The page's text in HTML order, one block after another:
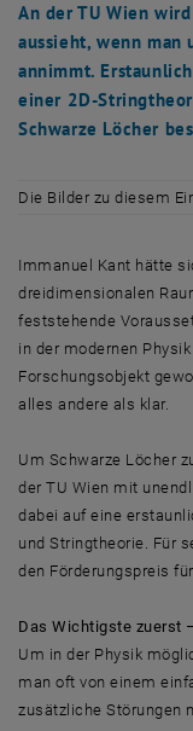
An der TU Wien
aussieht, wenn man
annimmt.
einer 2D-
Schwarze Löcher
Die Bilder zu diesem
Immanuel Kant hätte
dreidimensionalen
feststehende
in der modernen
Forschungsobjekt
alles andere als klar.
Um Schwarze Löcher
der TU Wien mit
dabei auf eine
und Stringtheorie. Für
den Förderungspreis
Das Wichtigste zuerst
Um in der Physik
man oft von einem
zusätzliche Störungen